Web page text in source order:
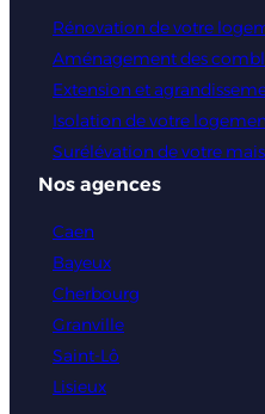
Rénovation de votre
Aménagement des
Extension et
Isolation de votre
Surélévation de votre
Nos agences
Caen
Bayeux
Cherbourg
Granville
Saint-Lô
Lisieux